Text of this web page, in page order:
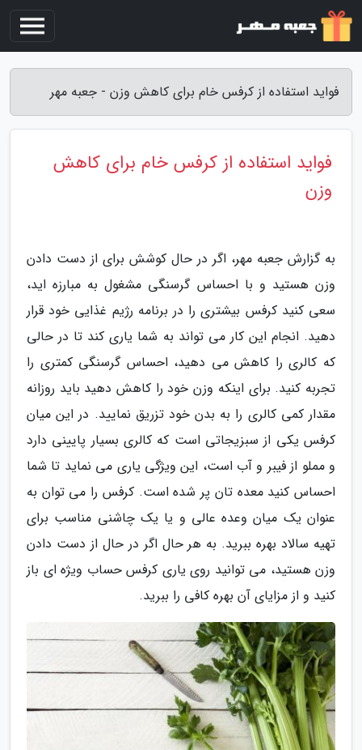
فواید استفاده از کرفس خام برای کاهش وزن - جعبه مهر
فواید استفاده از کرفس خام برای کاهش
وزن
به گزارش جعبه مهر، اگر در حال کوشش برای از دست دادن
وزن هستید و با احساس گرسنگی مشغول به مبارزه اید،
سعی کنید کرفس بیشتری را در برنامه رژیم غذایی خود قرار
دهید. انجام این کار می تواند به شما یاری کند تا در حالی
که کالری را کاهش می دهید، احساس گرسنگی کمتری را
تجربه کنید. برای اینکه وزن خود را کاهش دهید باید روزانه
مقدار کمی کالری را به بدن خود تزریق نمایید. در این میان
کرفس یکی از سبزیجاتی است که کالری بسیار پایینی دارد
و مملو از فیبر و آب است، این ویژگی یاری می نماید تا شما
احساس کنید معده تان پر شده است. کرفس را می توان به
عنوان یک میان وعده عالی و یا یک چاشنی مناسب برای
تهیه سالاد بهره ببرید. به هر حال اگر در حال از دست دادن
وزن هستید، می توانید روی یاری کرفس حساب ویژه ای باز
کنید و از مزایای آن بهره کافی را ببرید.